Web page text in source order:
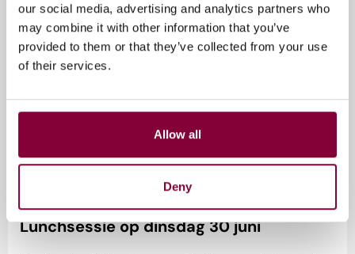
our social media, advertising and analytics partners who
may combine it with other information that you’ve
provided to them or that they’ve collected from your use
of their services.
Allow all
Deny
november
Tijd: 09.30 – 16.00 uur (inloop vanaf 09.00 uur)
Locatie: Media Innovatie Hub, Media Park
Deelname: €1.200 p.p. — partners van Media Campus
dus we maken een selectie op basis van motivatie en
beschikbaarheid. Na aanmelding hoor je zo snel
Lunchsessie op dinsdag 30 juni